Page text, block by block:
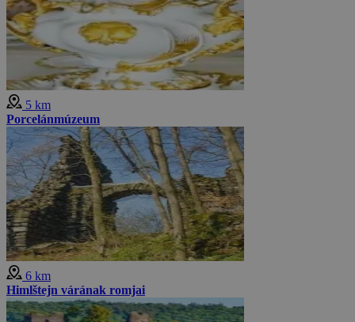
5 km
Porcelánmúzeum
6 km
Himlštejn várának romjai